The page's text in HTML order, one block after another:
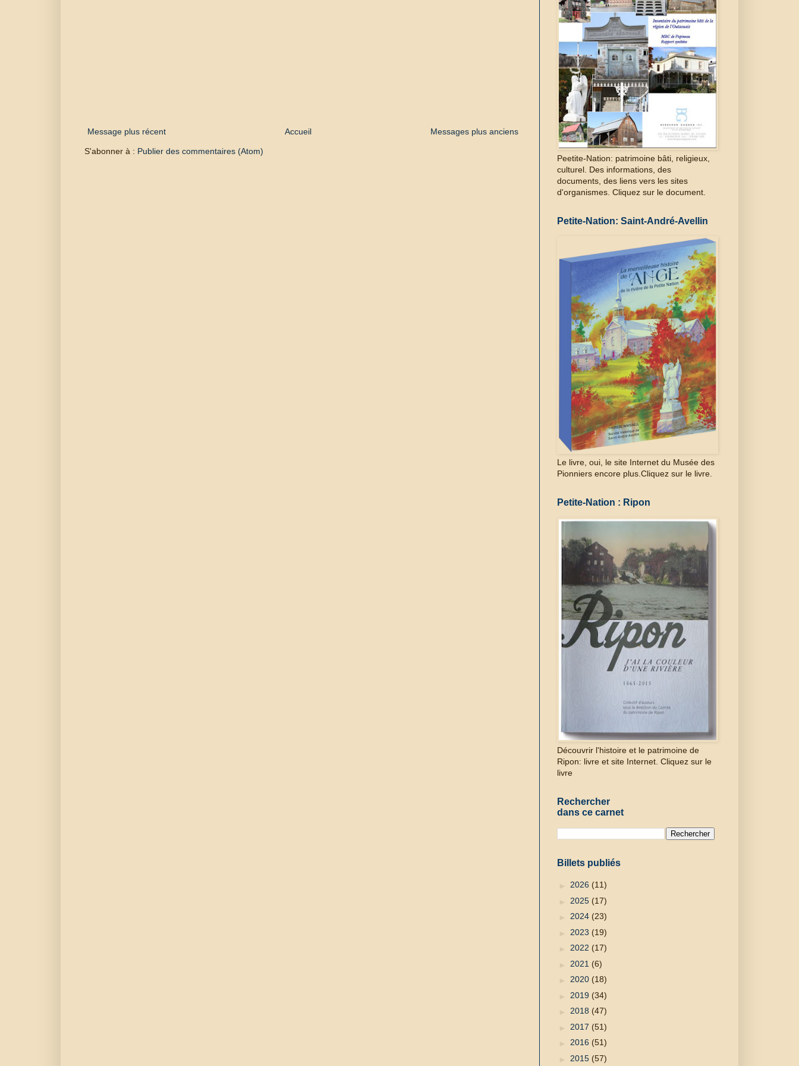
Message plus récent Messages plus anciens
Accueil
S'abonner à : Publier des commentaires (Atom)
Peetite-Nation: patrimoine bâti, religieux,
culturel. Des informations, des
documents, des liens vers les sites
d'organismes. Cliquez sur le document.
Petite-Nation: Saint-André-Avellin
Le livre, oui, le site Internet du Musée des
Pionniers encore plus.Cliquez sur le livre.
Petite-Nation : Ripon
Découvrir l'histoire et le patrimoine de
Ripon: livre et site Internet. Cliquez sur le
livre
Rechercher
dans ce carnet
Billets publiés
► 2026 (11)
► 2025 (17)
► 2024 (23)
► 2023 (19)
► 2022 (17)
► 2021 (6)
► 2020 (18)
► 2019 (34)
► 2018 (47)
► 2017 (51)
► 2016 (51)
► 2015 (57)